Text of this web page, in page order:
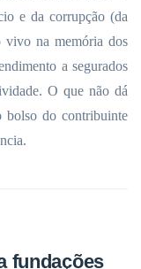
e da corrupção (da
vivo na memória dos
a segurados
O que não dá
bolso do contribuinte
fundações